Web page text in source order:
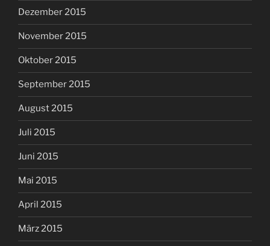
Dezember 2015
November 2015
Oktober 2015
September 2015
August 2015
Juli 2015
Juni 2015
Mai 2015
April 2015
März 2015